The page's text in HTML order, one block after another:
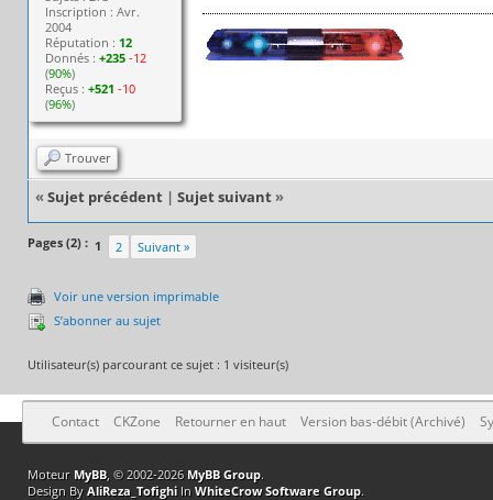
Inscription : Avr.
2004
Réputation : 12
Donnés :+235 -12
(90%)
Reçus :+521 -10
(96%)
Trouver
« Sujet précédent | Sujet suivant »
Pages (2) : 1 2 Suivant »
Voir une version imprimable
S’abonner au sujet
Utilisateur(s) parcourant ce sujet : 1 visiteur(s)
Contact CKZone Retourner en haut Version bas-débit (Archivé)
Moteur MyBB, © 2002-2026 MyBB Group.
Design By AliReza_TofighiIn WhiteCrow Software Group.